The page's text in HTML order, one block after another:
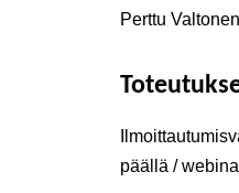
Perttu
päällä /